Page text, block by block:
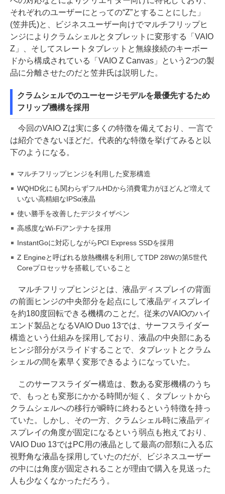
それぞれのユーザーにとっての“Z”とすることにした」
(笠井氏)と、ビジネスユーザー向けでマルチフリップヒ
ンジによりクラムシェルとタブレットに変形する「VAIO
Z」、そしてスレートタブレットと無線接続のキーボー
ドから構成されている「VAIO Z Canvas」という2つの製
品に分離させたのだと笠井氏は説明した。
クラムシェルでのユーセージモデルを最優先するため
フリップ機構を採用
今回のVAIO Zは実に多くの特徴を備えており、一言で
は紹介できないほどだ。代表的な特徴を挙げてみると以
下のようになる。
マルチフリップヒンジを利用した変形構造
WQHD化にも関わらずフルHDから消費電力がほどんど増えて
いない高精細なIPSα液晶
使い勝手を改善したデジタイザペン
高感度なWi-Fiアンテナを採用
InstantGoに対応しながらPCI Express SSDを採用
Z Engineと呼ばれる放熱機構を利用してTDP 28Wの第5世代
Coreプロセッサを搭載していること
マルチフリップヒンジとは、液晶ディスプレイの背面
の前面ヒンジの中央部分を起点にして液晶ディスプレイ
を約180度回転できる機構のことだ。従来のVAIOのハイ
エンド製品となるVAIO Duo 13では、サーフスライダー
構造という仕組みを採用しており、液晶の中央部にある
ヒンジ部分がスライドすることで、タブレットとクラム
シェルの間を素早く変形できるようになっていた。
このサーフスライダー構造は、数ある変形機構のうち
で、もっとも変形にかかる時間が短く、タブレットから
クラムシェルへの移行が瞬時に終わるという特徴を持っ
ていた。しかし、その一方、クラムシェル時に液晶ディ
スプレイの角度が固定になるという弱点も抱えており、
VAIO Duo 13ではPC用の液晶として最高の部類に入る広
視野角な液晶を採用していたのだが、ビジネスユーザー
の中には角度が固定されることが理由で購入を見送った
人も少なくなかっただろう。